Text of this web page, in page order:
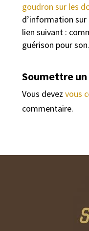
goudron sur les
d’information sur
lien suivant :
guérison pour
Soumettre
Vous devez vous
commentaire.